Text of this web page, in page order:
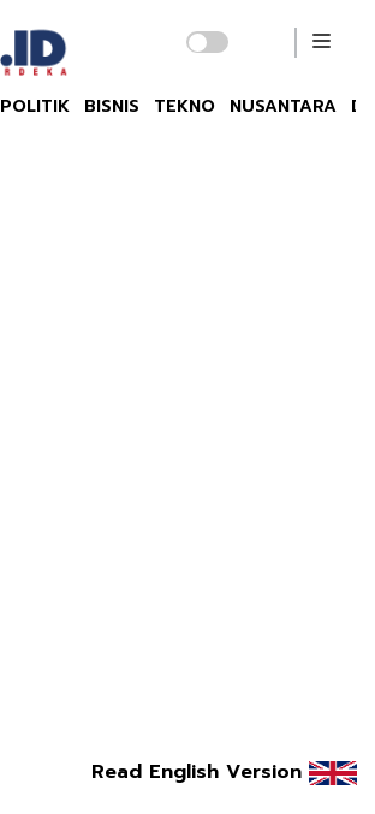
POLITIK BISNIS TEKNO NUSANTARA
Read English Version